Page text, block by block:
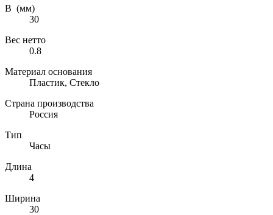
В (мм)
30
Вес нетто
0.8
Материал основания
Пластик, Стекло
Страна производства
Россия
Тип
Часы
Длина
4
Ширина
30